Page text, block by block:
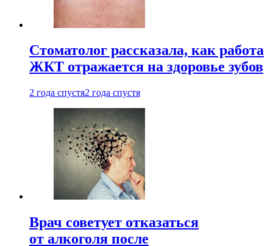
Стоматолог рассказала, как работа
ЖКТ отражается на здоровье зубов
2 года спустя2 года спустя
Врач советует отказаться
от алкоголя после